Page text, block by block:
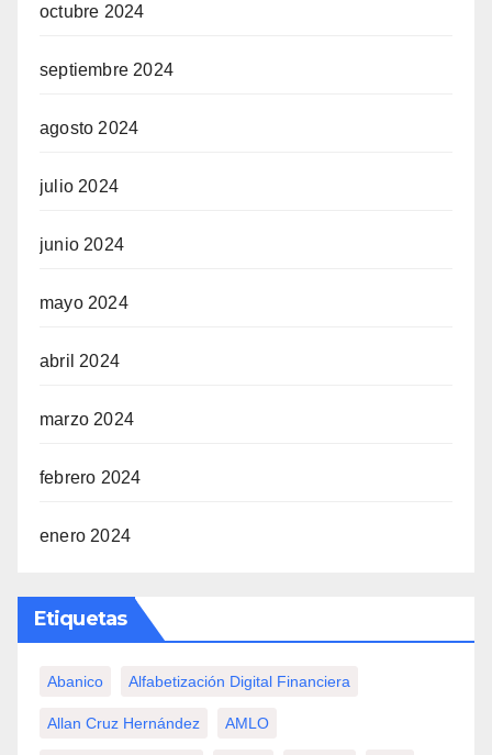
octubre 2024
septiembre 2024
agosto 2024
julio 2024
junio 2024
mayo 2024
abril 2024
marzo 2024
febrero 2024
enero 2024
Etiquetas
Abanico Alfabetización Digital Financiera
Allan Cruz Hernández AMLO